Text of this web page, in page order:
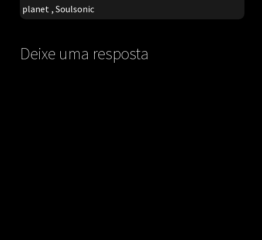
planet ,Soulsonic
Deixe uma resposta